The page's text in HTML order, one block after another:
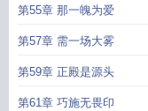
第55章 那一魄为爱
第57章 需一场大雾
第59章 正殿是源头
第61章 巧施无畏印